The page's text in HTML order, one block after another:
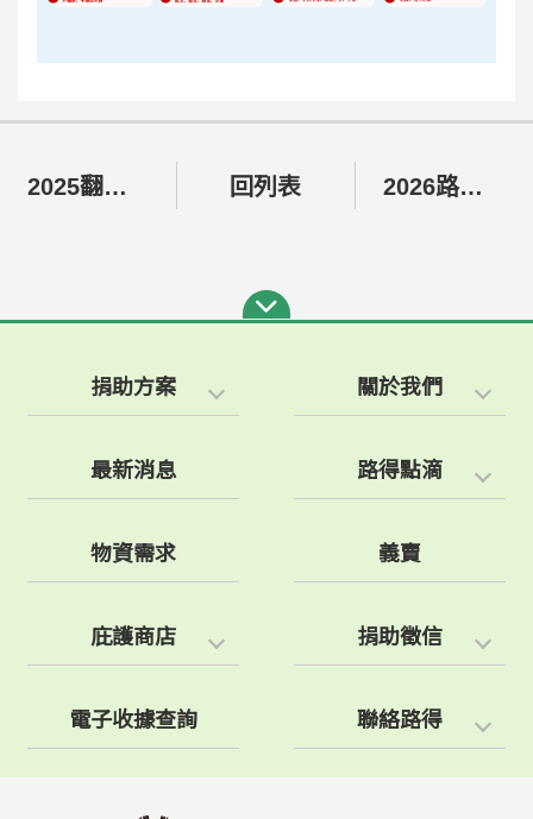
2025翻轉生命點亮愛．陪伴路得走三十愛心 公益園遊會 回列表 2026路得中秋公益禮盒正式開賣！
捐助方案 關於我們
最新消息 路得點滴
物資需求 義賣
庇護商店 捐助徵信
電子收據查詢 聯絡路得